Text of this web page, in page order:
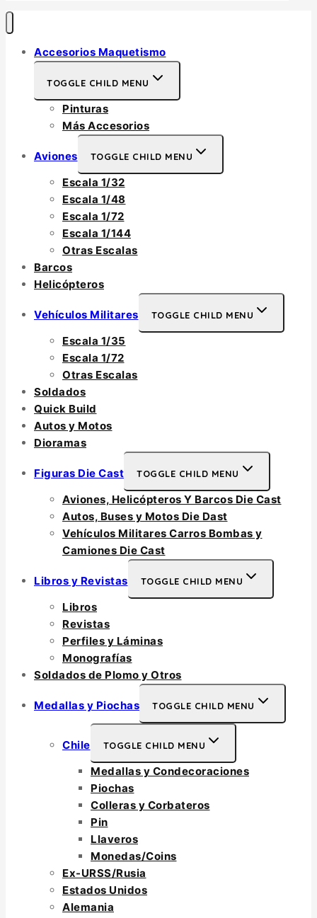
Accesorios Maquetismo
TOGGLE CHILD MENU
Pinturas
Más Accesorios
Aviones TOGGLE CHILD MENU
Escala 1/32
Escala 1/48
Escala 1/72
Escala 1/144
Otras Escalas
Barcos
Helicópteros
Vehículos Militares TOGGLE CHILD MENU
Escala 1/35
Escala 1/72
Otras Escalas
Soldados
Quick Build
Autos y Motos
Dioramas
Figuras Die Cast TOGGLE CHILD MENU
Aviones, Helicópteros Y Barcos Die Cast
Autos, Buses y Motos Die Dast
Vehículos Militares Carros Bombas y
Camiones Die Cast
Libros y Revistas TOGGLE CHILD MENU
Libros
Revistas
Perfiles y Láminas
Monografías
Soldados de Plomo y Otros
Medallas y Piochas TOGGLE CHILD MENU
Chile TOGGLE CHILD MENU
Medallas y Condecoraciones
Piochas
Colleras y Corbateros
Pin
Llaveros
Monedas/Coins
Ex-URSS/Rusia
Estados Unidos
Alemania